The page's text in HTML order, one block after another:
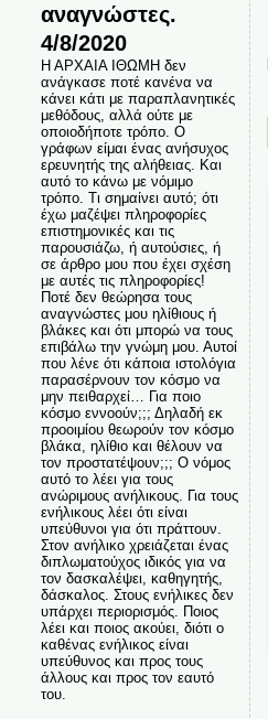
αναγνώστες.
4/8/2020
Η ΑΡΧΑΙΑ ΙΘΩΜΗ δεν
ανάγκασε ποτέ κανένα να
κάνει κάτι με παραπλανητικές
μεθόδους, αλλά ούτε με
οποιοδήποτε τρόπο. Ο
γράφων είμαι ένας ανήσυχος
ερευνητής της αλήθειας. Και
αυτό το κάνω με νόμιμο
τρόπο. Τι σημαίνει αυτό; ότι
έχω μαζέψει πληροφορίες
επιστημονικές και τις
παρουσιάζω, ή αυτούσιες, ή
σε άρθρο μου που έχει σχέση
με αυτές τις πληροφορίες!
Ποτέ δεν θεώρησα τους
αναγνώστες μου ηλίθιους ή
βλάκες και ότι μπορώ να τους
επιβάλω την γνώμη μου. Αυτοί
που λένε ότι κάποια ιστολόγια
παρασέρνουν τον κόσμο να
μην πειθαρχεί… Για ποιο
κόσμο εννοούν;;; Δηλαδή εκ
προοιμίου θεωρούν τον κόσμο
βλάκα, ηλίθιο και θέλουν να
τον προστατέψουν;;; Ο νόμος
αυτό το λέει για τους
ανώριμους ανήλικους. Για τους
ενήλικους λέει ότι είναι
υπεύθυνοι για ότι πράττουν.
Στον ανήλικο χρειάζεται ένας
διπλωματούχος ιδικός για να
τον δασκαλέψει, καθηγητής,
δάσκαλος. Στους ενήλικες δεν
υπάρχει περιορισμός. Ποιος
λέει και ποιος ακούει, διότι ο
καθένας ενήλικος είναι
υπεύθυνος και προς τους
άλλους και προς τον εαυτό
του.